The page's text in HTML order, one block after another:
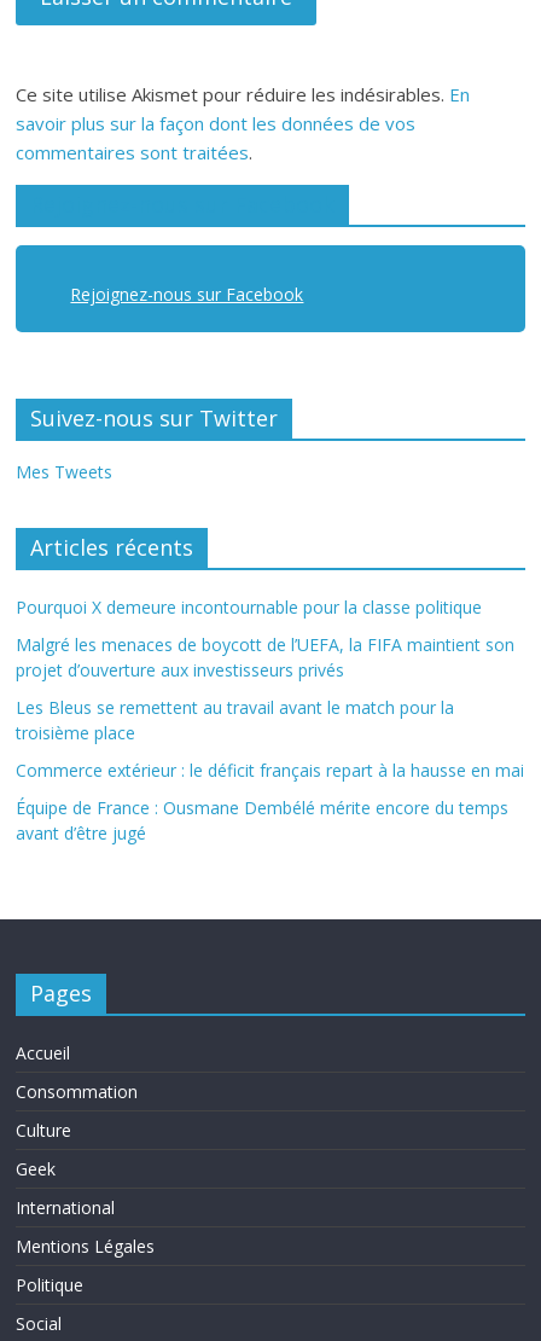
Ce site utilise Akismet pour réduire les indésirables. En
savoir plus sur la façon dont les données de vos
commentaires sont traitées.
Rejoignez-nous sur Facebook
Suivez-nous sur Twitter
Mes Tweets
Articles récents
Pourquoi X demeure incontournable pour la classe politique
Malgré les menaces de boycott de l’UEFA, la FIFA maintient son
projet d’ouverture aux investisseurs privés
Les Bleus se remettent au travail avant le match pour la
troisième place
Commerce extérieur : le déficit français repart à la hausse en mai
Équipe de France : Ousmane Dembélé mérite encore du temps
avant d’être jugé
Pages
Accueil
Consommation
Culture
Geek
International
Mentions Légales
Politique
Social